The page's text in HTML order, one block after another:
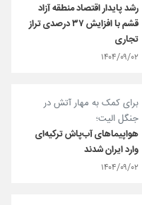
رشد پایدار اقتصاد منطقه آزاد
قشم با افزایش ۳۷ درصدی تراز
تجاری
۱۴۰۴/۰۹/۰۲
برای کمک به مهار آتش در
جنگل الیت؛
هواپیماهای آب‌پاش ترکیه‌ای
وارد ایران شدند
۱۴۰۴/۰۹/۰۲